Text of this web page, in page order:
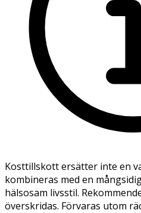
Kosttillskott ersätter inte en
kombineras med en
hälsosam livsstil.
överskridas. Förvaras utom